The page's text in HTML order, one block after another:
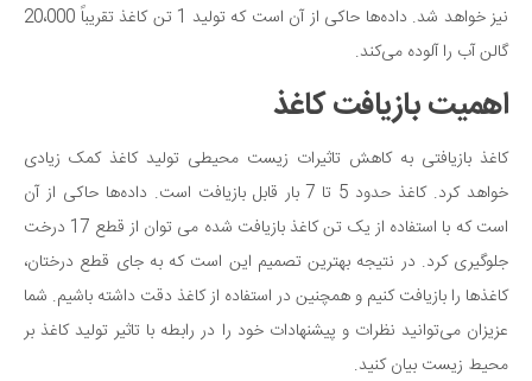
نیز خواهد شد. داده‌ها حاکی از آن است که تولید 1 تن کاغذ تقریباً 20،000
گالن آب را آلوده می‌کند.
اهمیت بازیافت کاغذ
کاغذ بازیافتی به کاهش تاثیرات زیست محیطی تولید کاغذ کمک زیادی
خواهد کرد. کاغذ حدود 5 تا 7 بار قابل بازیافت است. داده‌ها حاکی از آن
است که با استفاده از یک تن کاغذ بازیافت شده می توان از قطع 17 درخت
جلوگیری کرد. در نتیجه بهترین تصمیم این است که به جای قطع درختان،
کاغذها را بازیافت کنیم و همچنین در استفاده از کاغذ دقت داشته باشیم. شما
عزیزان می‌توانید نظرات و پیشنهادات خود را در رابطه با تاثیر تولید کاغذ بر
محیط ‌زیست بیان کنید.